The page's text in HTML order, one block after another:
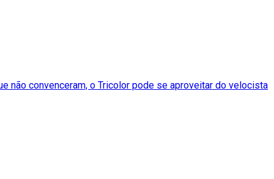
não convenceram, o Tricolor pode se aproveitar do velocista